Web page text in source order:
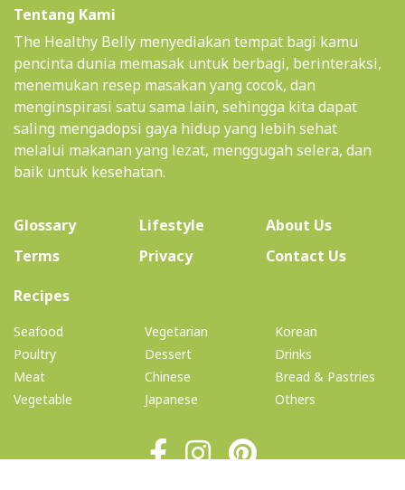
Tentang Kami
The Healthy Belly menyediakan tempat bagi kamu
pencinta dunia memasak untuk berbagi, berinteraksi,
menemukan resep masakan yang cocok, dan
menginspirasi satu sama lain, sehingga kita dapat
saling mengadopsi gaya hidup yang lebih sehat
melalui makanan yang lezat, menggugah selera, dan
baik untuk kesehatan.
Glossary Lifestyle About Us(current)
Terms
Privacy
Contact Us
Recipes(current)
Seafood
Poultry
Meat
Vegetable
Vegetarian
Dessert
Chinese
Japanese
Korean
Drinks
Bread & Pastries
Others